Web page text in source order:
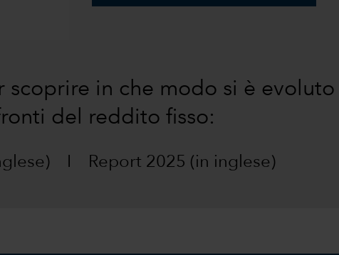
in che modo si è
del reddito fisso:
I Report 2025 (in inglese)